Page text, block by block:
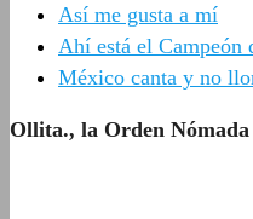
Así me gusta a mí
Ahí está el Campeón
México canta y no
Ollita., la Orden